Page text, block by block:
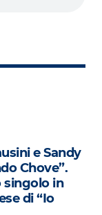
e Sandy
Chove”.
singolo in
di “Io